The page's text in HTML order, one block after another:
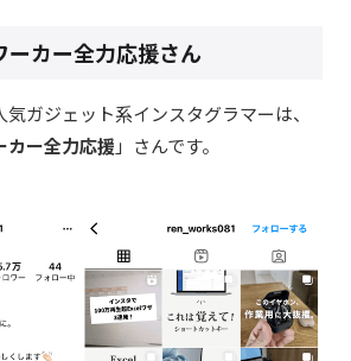
ーカー全力応援さん
ガジェット系インスタグラマーは、
カー全力応援 」さんです。